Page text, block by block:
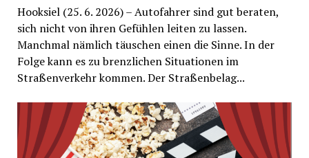
Hooksiel (25. 6. 2026) – Autofahrer sind gut beraten,
sich nicht von ihren Gefühlen leiten zu lassen.
Manchmal nämlich täuschen einen die Sinne. In der
Folge kann es zu brenzlichen Situationen im
Straßenverkehr kommen. Der Straßenbelag...